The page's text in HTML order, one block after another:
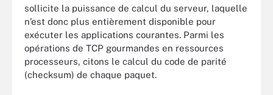
sollicite la puissance de calcul du serveur, laquelle
n’est donc plus entièrement disponible pour
exécuter les applications courantes. Parmi les
opérations de TCP gourmandes en ressources
processeurs, citons le calcul du code de parité
(checksum) de chaque paquet.